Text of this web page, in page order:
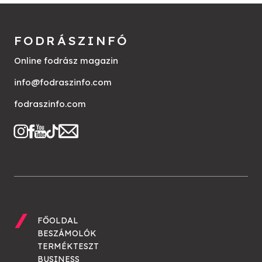
FODRÁSZINFÓ
Online fodrász magazin
info@fodraszinfo.com
fodraszinfo.com
FŐOLDAL
BESZÁMOLÓK
TERMÉKTESZT
BUSINESS